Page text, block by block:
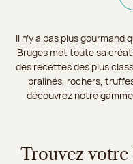
Il n’y a pas plus gourmand
Bruges met toute sa
des recettes des plus
pralinés, rochers,
découvrez notre
Trouvez